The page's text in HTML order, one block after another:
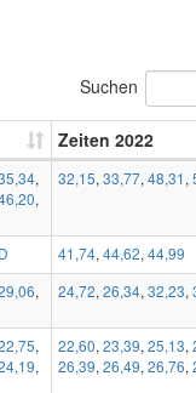
Suchen
Zeiten 2022
,
,
32,15, 33,77, 48,31 ,
D 41,74, 44,62, 44,99
,
24,72, 26,34, 32,23,
,
,
22,60, 23,39, 25,13,
26,39, 26,49, 26,76,